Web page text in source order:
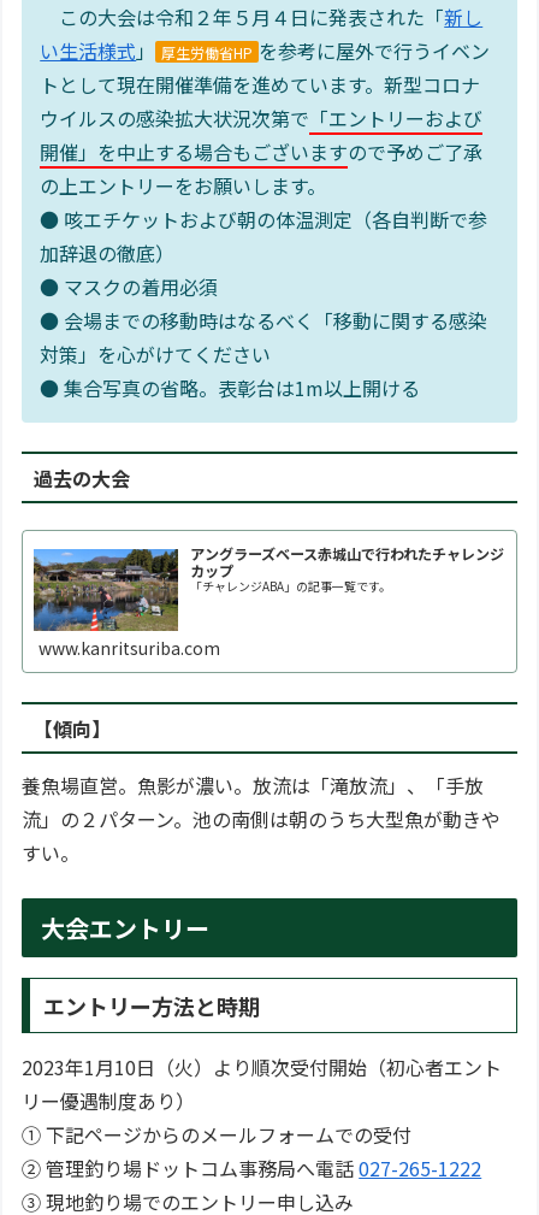
この大会は令和２年５月４日に発表された「新し
い生活様式 」 厚生労働省HP を参考に屋外で行うイベン
トとして現在開催準備を進めています。新型コロナ
ウイルスの感染拡大状況次第で 「エントリーおよび
開催」を中止する場合もございますので予めご了承
の上エントリーをお願いします。
● 咳エチケットおよび朝の体温測定（各自判断で参
加辞退の徹底）
● マスクの着用必須
● 会場までの移動時はなるべく「移動に関する感染
対策」を心がけてください
● 集合写真の省略。表彰台は1m以上開ける
過去の大会
アングラーズベース赤城山で行われたチャレンジ
カップ
「チャレンジABA」の記事一覧です。
www.kanritsuriba.com
【傾向】
養魚場直営。魚影が濃い。放流は「滝放流」、「手放
流」の２パターン。池の南側は朝のうち大型魚が動きや
すい。
大会エントリー
エントリー方法と時期
2023年1月10日（火）より順次受付開始（初心者エント
リー優遇制度あり）
① 下記ページからのメールフォームでの受付
② 管理釣り場ドットコム事務局へ電話027-265-1222
③ 現地釣り場でのエントリー申し込み